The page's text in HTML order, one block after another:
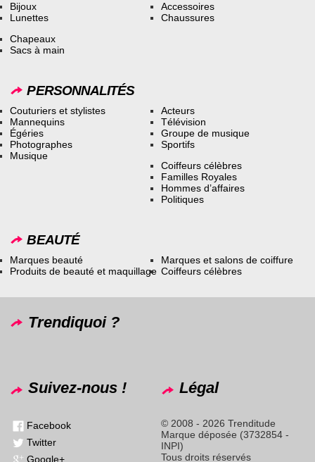
Bijoux
Lunettes
Accessoires
Chaussures
Chapeaux
Sacs à main
PERSONNALITÉS
Couturiers et stylistes
Mannequins
Égéries
Photographes
Musique
Acteurs
Télévision
Groupe de musique
Sportifs
Coiffeurs célèbres
Familles Royales
Hommes d’affaires
Politiques
BEAUTÉ
Marques beauté
Produits de beauté et maquillage
Marques et salons de coiffure
Coiffeurs célèbres
Trendiquoi ?
Suivez-nous !
Facebook
Twitter
Google+
Légal
© 2008 - 2026 Trenditude
Marque déposée (3732854 -
INPI)
Tous droits réservés